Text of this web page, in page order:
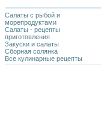
Салаты с рыбой и
морепродуктами
Салаты - рецепты
приготовления
Закуски и салаты
Сборная солянка
Все кулинарные рецепты